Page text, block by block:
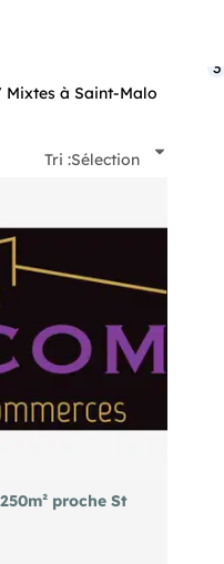
à Saint-Malo
3
Tri :Sélection
proche St